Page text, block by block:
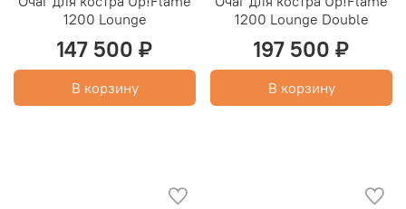
1200 Lounge
147 500 ₽
В корзину
1200 Lounge Double
197 500 ₽
В корзину